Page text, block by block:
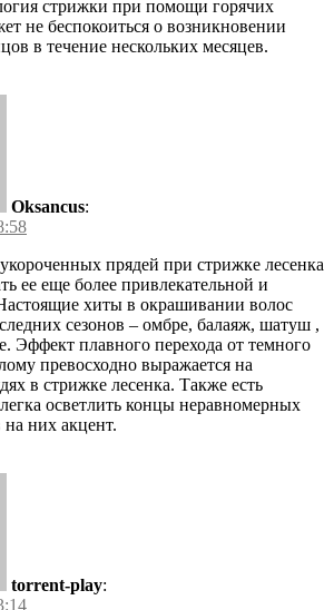
стрижки при помощи горячих
не беспокоиться о возникновении
в течение нескольких месяцев.
Oksancus:
прядей при стрижке лесенка
ее еще более привлекательной и
хиты в окрашивании волос
сезонов – омбре, балаяж, шатуш ,
Эффект плавного перехода от темного
превосходно выражается на
в стрижке лесенка. Также есть
осветлить концы неравномерных
на них акцент.
torrent-play: